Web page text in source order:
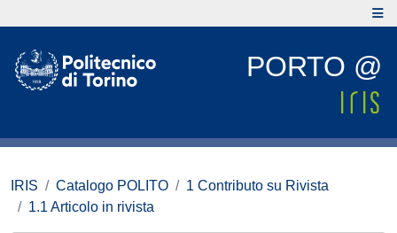
PORTO @
IRIS Catalogo POLITO
1 Contributo su Rivista
1.1 Articolo in rivista